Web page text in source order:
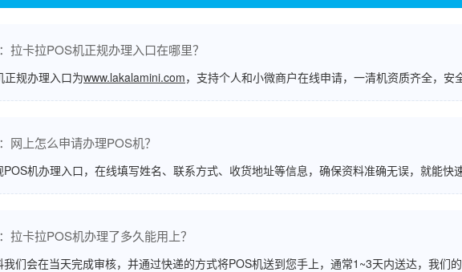
拉卡拉POS机正规办理入口在哪里？
正规办理入口为www.lakalamini.com，支持个人和小微商户在线申请，一清机资质齐全，安
网上怎么申请办理POS机？
机办理入口，在线填写姓名、联系方式、收货地址等信息，确保资料准确无误，就能快
拉卡拉POS机办理了多久能用上？
们会在当天完成审核，并通过快递的方式将POS机送到您手上，通常1~3天内送达，我们